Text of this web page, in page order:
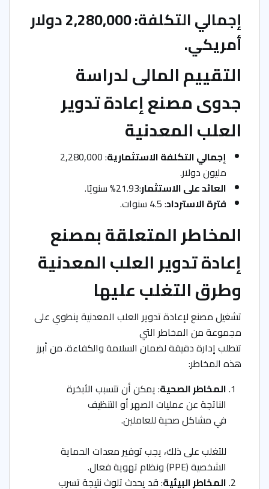
إجمالي التكلفة: 2,280,000 دولار
أمريكي.
التقييم المالىلدراسة
جدوى مصنع إعادة تدوير
العلب المعدنية
إجمالي التكلفة الاستثمارية : 2,280,000
مليون دولار.
العائد على الاستثمار:21.93% سنويًا.
فترة الاسترداد: 4.5 سنوات.
المخاطر المتعلقة بمصنع
إعادة تدوير العلب المعدنية
وطرق التغلب عليها
تشغيل مصنع لإعادة تدوير العلب المعدنية ينطوي على
مجموعة من المخاطر التي
تتطلب إدارة دقيقة لضمان السلامة والكفاءة. من أبرز
هذه المخاطر:
المخاطر الصحية: يمكن أن تتسبب الأبخرة
الناتجة عن عمليات الصهر أو التنظيف
في مشاكل صحية للعاملين.
للتغلب على ذلك، يجب توفير معدات الحماية
الشخصية (PPE) ونظام تهوية فعال.
المخاطر البيئية: قد يحدث تلوث نتيجة تسرب